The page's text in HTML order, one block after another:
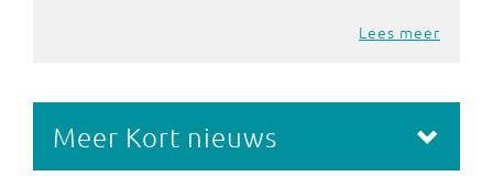
Lees meer
Meer Kort nieuws